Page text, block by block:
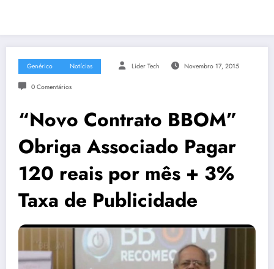
Genérico Notícias Lider Tech Novembro 17, 2015
0 Comentários
“Novo Contrato BBOM”
Obriga Associado Pagar
120 reais por mês + 3%
Taxa de Publicidade